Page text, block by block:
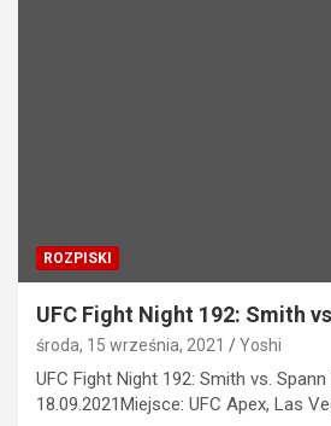
ROZPISKI
UFC Fight Night 192: Smith
środa, 15 września, 2021 Yoshi
UFC Fight Night 192: Smith vs. Spann
18.09.2021Miejsce: UFC Apex, Las